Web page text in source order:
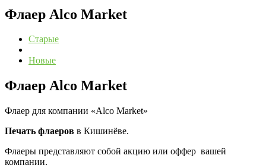
Флаер Alco Market
Старые
Новые
Флаер Alco Market
Флаер для компании «Alco Market»
Печать флаеров в Кишинёве.
Флаеры представляют собой акцию или оффер вашей
компании.